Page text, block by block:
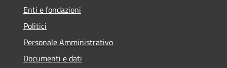
Enti e fondazioni
Politici
Personale Amministrativo
Documenti e dati